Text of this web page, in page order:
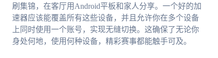
刷集锦，在客厅用Android平板和家人分享。一个好的加
速器应该能覆盖所有这些设备，并且允许你在多个设备
上同时使用一个账号，实现无缝切换。这确保了无论你
身处何地，使用何种设备，精彩赛事都能触手可及。